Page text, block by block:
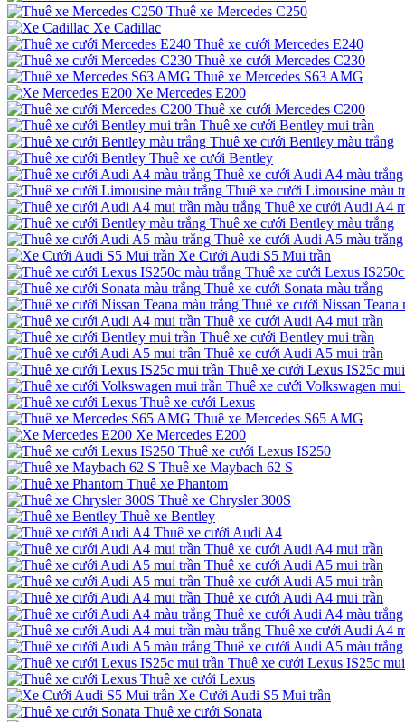
Thuê xe Mercedes C250
Xe Cadillac
Thuê xe cưới Mercedes E240
Thuê xe cưới Mercedes C230
Thuê xe Mercedes S63 AMG
Xe Mercedes E200
Thuê xe cưới Mercedes C200
Thuê xe cưới Bentley mui trần
Thuê xe cưới Bentley màu trắng
Thuê xe cưới Bentley
Thuê xe cưới Audi A4 màu trắng
Thuê xe cưới Limousine màu
Thuê xe cưới Audi A4
Thuê xe cưới Bentley màu trắng
Thuê xe cưới Audi A5 màu trắng
Xe Cưới Audi S5 Mui trần
Thuê xe cưới Lexus
Thuê xe cưới Sonata màu trắng
Thuê xe cưới Nissan Teana
Thuê xe cưới Audi A4 mui trần
Thuê xe cưới Bentley mui trần
Thuê xe cưới Audi A5 mui trần
Thuê xe cưới Lexus IS25c
Thuê xe cưới Volkswagen mui
Thuê xe cưới Lexus
Thuê xe Mercedes S65 AMG
Xe Mercedes E200
Thuê xe cưới Lexus IS250
Thuê xe Maybach 62 S
Thuê xe Phantom
Thuê xe Chrysler 300S
Thuê xe Bentley
Thuê xe cưới Audi A4
Thuê xe cưới Audi A4 mui trần
Thuê xe cưới Audi A5 mui trần
Thuê xe cưới Audi A5 mui trần
Thuê xe cưới Audi A4 mui trần
Thuê xe cưới Audi A4 màu trắng
Thuê xe cưới Audi A4
Thuê xe cưới Audi A5 màu trắng
Thuê xe cưới Lexus IS25c
Thuê xe cưới Lexus
Xe Cưới Audi S5 Mui trần
Thuê xe cưới Sonata